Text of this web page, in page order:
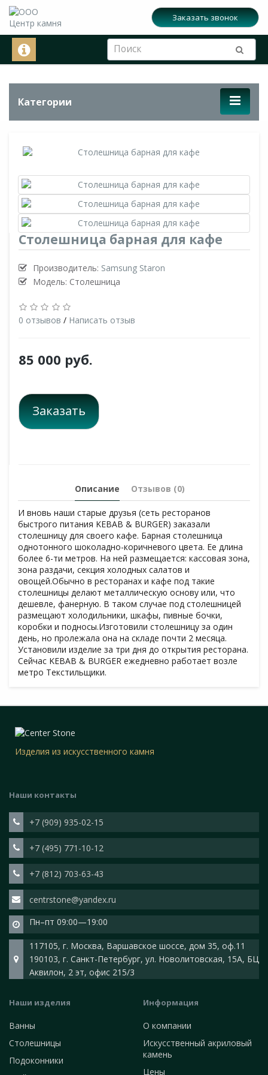
Заказать звонок
Категории
Столешница барная для кафе
Производитель: Samsung Staron
Модель: Столешница
0 отзывов / Написать отзыв
85 000 руб.
Заказать
Описание Отзывов (0)
И вновь наши старые друзья (сеть ресторанов
быстрого питания KEBAB & BURGER) заказали
столешницу для своего кафе. Барная столешница
однотонного шоколадно-коричневого цвета. Ее длина
более 6-ти метров. На ней размещается: кассовая зона,
зона раздачи, секция холодных салатов и
овощей.Обычно в ресторанах и кафе под такие
столешницы делают металлическую основу или, что
дешевле, фанерную. В таком случае под столешницей
размещают холодильники, шкафы, пивные бочки,
коробки и подносы.Изготовили столешницу за один
день, но пролежала она на складе почти 2 месяца.
Установили изделие за три дня до открытия ресторана.
Сейчас KEBAB & BURGER ежедневно работает возле
метро Текстильщики.
Изделия из искусственного камня
Наши контакты
+7 (909) 935-02-15
+7 (495) 771-10-12
+7 (812) 703-63-43
centrstone@yandex.ru
Пн–пт 09:00—19:00
117105, г. Москва, Варшавское шоссе, дом 35, оф.11
190103, г. Санкт-Петербург, ул. Новолитовская, 15А, БЦ
Аквилон, 2 эт, офис 215/3
Наши изделия
Ванны
Столешницы
Подоконники
Информация
О компании
Искусственный акриловый
камень
Цены